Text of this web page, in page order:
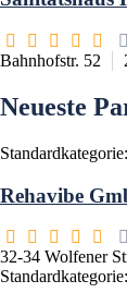
Bahnhofstr. 52
Neueste
Standardkategorie:
Rehavibe
32-34 Wolfener
Standardkategorie: